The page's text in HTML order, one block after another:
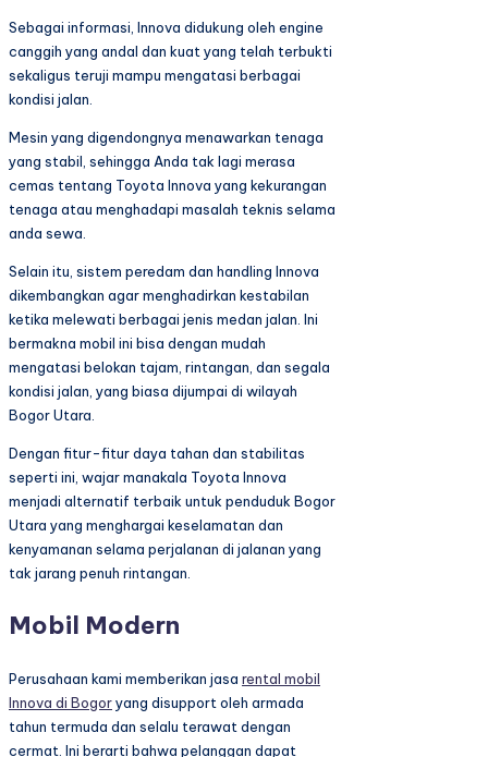
Sebagai informasi, Innova didukung oleh engine
canggih yang andal dan kuat yang telah terbukti
sekaligus teruji mampu mengatasi berbagai
kondisi jalan.
Mesin yang digendongnya menawarkan tenaga
yang stabil, sehingga Anda tak lagi merasa
cemas tentang Toyota Innova yang kekurangan
tenaga atau menghadapi masalah teknis selama
anda sewa.
Selain itu, sistem peredam dan handling Innova
dikembangkan agar menghadirkan kestabilan
ketika melewati berbagai jenis medan jalan. Ini
bermakna mobil ini bisa dengan mudah
mengatasi belokan tajam, rintangan, dan segala
kondisi jalan, yang biasa dijumpai di wilayah
Bogor Utara.
Dengan fitur-fitur daya tahan dan stabilitas
seperti ini, wajar manakala Toyota Innova
menjadi alternatif terbaik untuk penduduk Bogor
Utara yang menghargai keselamatan dan
kenyamanan selama perjalanan di jalanan yang
tak jarang penuh rintangan.
Mobil Modern
Perusahaan kami memberikan jasa rental mobil
Innova di Bogoryang disupport oleh armada
tahun termuda dan selalu terawat dengan
cermat. Ini berarti bahwa pelanggan dapat